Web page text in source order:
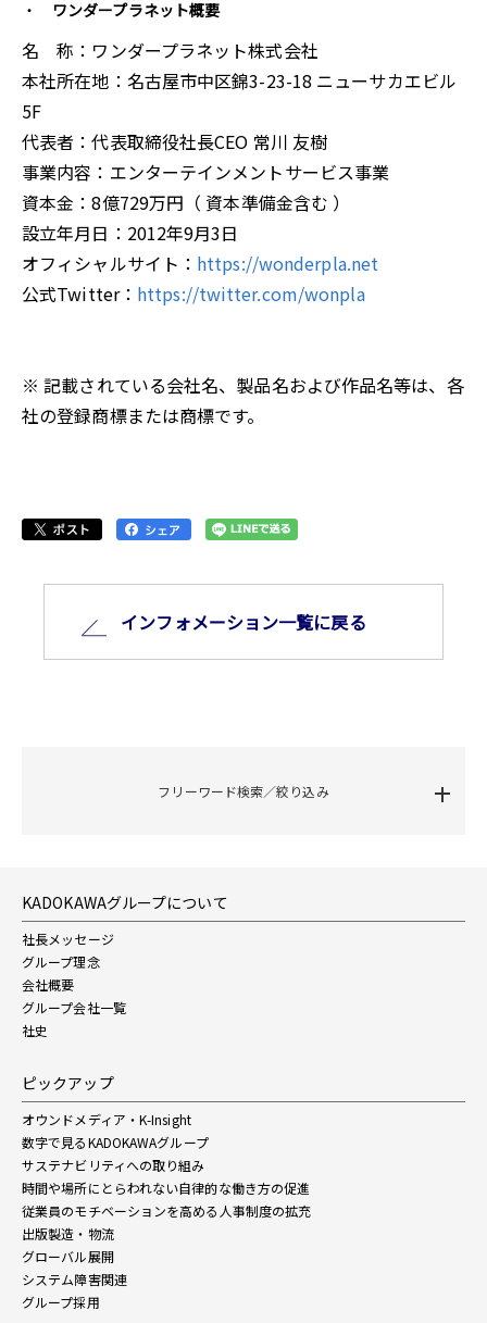
ワンダープラネット概要
名 称：ワンダープラネット株式会社
本社所在地：名古屋市中区錦3-23-18 ニューサカエビル
5F
代表者：代表取締役社長CEO 常川 友樹
事業内容：エンターテインメントサービス事業
資本金：8億729万円（ 資本準備金含む ）
設立年月日：2012年9月3日
オフィシャルサイト： https://wonderpla.net
公式Twitter： https://twitter.com/wonpla
※ 記載されている会社名、製品名および作品名等は、各
社の登録商標または商標です。
インフォメーション⼀覧に戻る
フリーワード検索／絞り込み
KADOKAWAグループについて
社長メッセージ
グループ理念
会社概要
グループ会社一覧
社史
ピックアップ
オウンドメディア・K-Insight
数字で見るKADOKAWAグループ
サステナビリティへの取り組み
時間や場所にとらわれない自律的な働き方の促進
従業員のモチベーションを高める人事制度の拡充
出版製造・物流
グローバル展開
システム障害関連
グループ採用